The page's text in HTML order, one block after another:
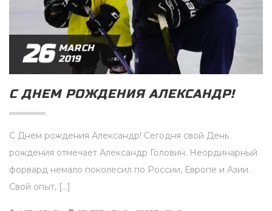
26 MARCH
2019
С ДНЕМ РОЖДЕНИЯ АЛЕКСАНДР!
С Днем рождения Александр! Сегодня свой День
рождения отмечает Александр Головин. Неординарный
форвард немало поколесил по России, Европе и Азии.
Свой опыт, […]